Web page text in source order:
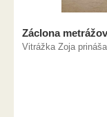
Záclona
Vitrážka Zoja